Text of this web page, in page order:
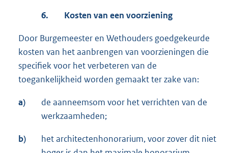
6. Kosten van een voorziening
Door Burgemeester en Wethouders goedgekeurde
kosten van het aanbrengen van voorzieningen die
specifiek voor het verbeteren van de
toegankelijkheid worden gemaakt ter zake van:
a)
de aanneemsom voor het verrichten van de
werkzaamheden;
b)
het architectenhonorarium, voor zover dit niet